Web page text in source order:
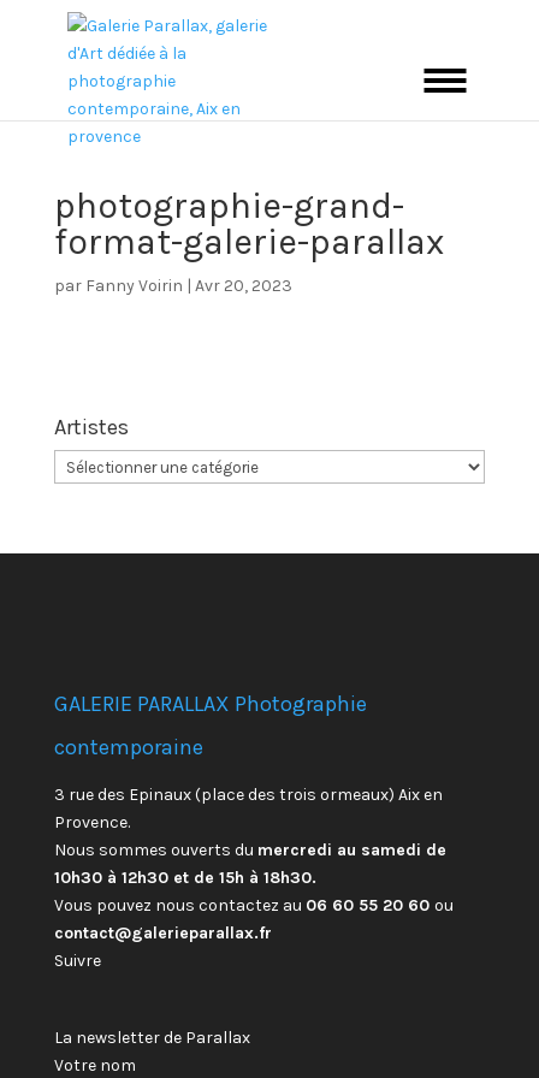
photographie-grand-
format-galerie-parallax
par Fanny Voirin | Avr 20, 2023
Artistes
GALERIE PARALLAX Photographie
contemporaine
3 rue des Epinaux (place des trois ormeaux) Aix en
Provence.
Nous sommes ouverts du mercredi au samedi de
10h30 à 12h30 et de 15h à 18h30.
Vous pouvez nous contactez au 06 60 55 20 60 ou
contact@galerieparallax.fr
Suivre
La newsletter de Parallax
Votre nom